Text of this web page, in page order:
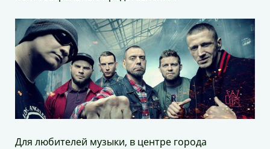
Для любителей музыки, в центре города